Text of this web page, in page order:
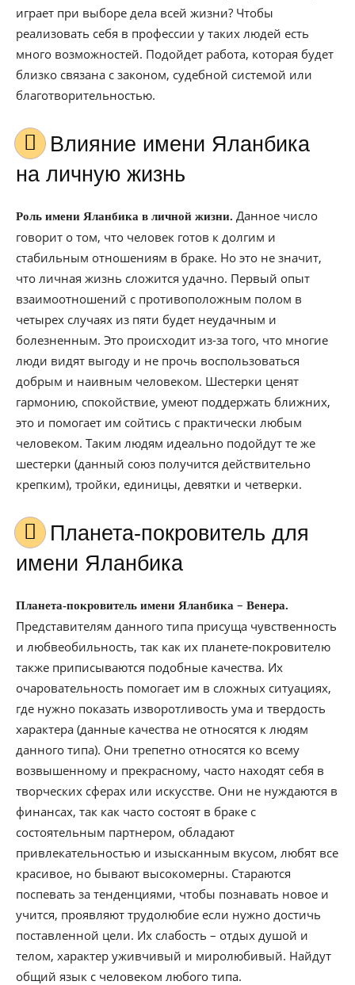
играет при выборе дела всей жизни? Чтобы
реализовать себя в профессии у таких людей есть
много возможностей. Подойдет работа, которая будет
близко связана с законом, судебной системой или
благотворительностью.
Влияние имени Яланбика
на личную жизнь
Роль имени Яланбика в личной жизни. Данное число
говорит о том, что человек готов к долгим и
стабильным отношениям в браке. Но это не значит,
что личная жизнь сложится удачно. Первый опыт
взаимоотношений с противоположным полом в
четырех случаях из пяти будет неудачным и
болезненным. Это происходит из-за того, что многие
люди видят выгоду и не прочь воспользоваться
добрым и наивным человеком. Шестерки ценят
гармонию, спокойствие, умеют поддержать ближних,
это и помогает им сойтись с практически любым
человеком. Таким людям идеально подойдут те же
шестерки (данный союз получится действительно
крепким), тройки, единицы, девятки и четверки.
Планета-покровитель для
имени Яланбика
Планета-покровитель имени Яланбика – Венера.
Представителям данного типа присуща чувственность
и любвеобильность, так как их планете-покровителю
также приписываются подобные качества. Их
очаровательность помогает им в сложных ситуациях,
где нужно показать изворотливость ума и твердость
характера (данные качества не относятся к людям
данного типа). Они трепетно относятся ко всему
возвышенному и прекрасному, часто находят себя в
творческих сферах или искусстве. Они не нуждаются в
финансах, так как часто состоят в браке с
состоятельным партнером, обладают
привлекательностью и изысканным вкусом, любят все
красивое, но бывают высокомерны. Стараются
поспевать за тенденциями, чтобы познавать новое и
учится, проявляют трудолюбие если нужно достичь
поставленной цели. Их слабость – отдых душой и
телом, характер уживчивый и миролюбивый. Найдут
общий язык с человеком любого типа.